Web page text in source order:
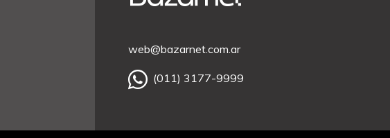
web@bazarnet.com.ar
(011) 3177-9999